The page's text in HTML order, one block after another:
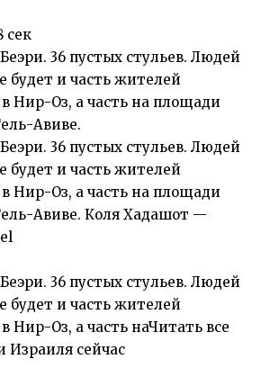
сек
36 пустых стульев. Людей
будет и часть жителей
в Нир-Оз, а часть на площади
Авиве.
36 пустых стульев. Людей
будет и часть жителей
в Нир-Оз, а часть на площади
Авиве. Коля Хадашот —
36 пустых стульев. Людей
будет и часть жителей
Нир-Оз, а часть наЧитать все
Израиля сейчас